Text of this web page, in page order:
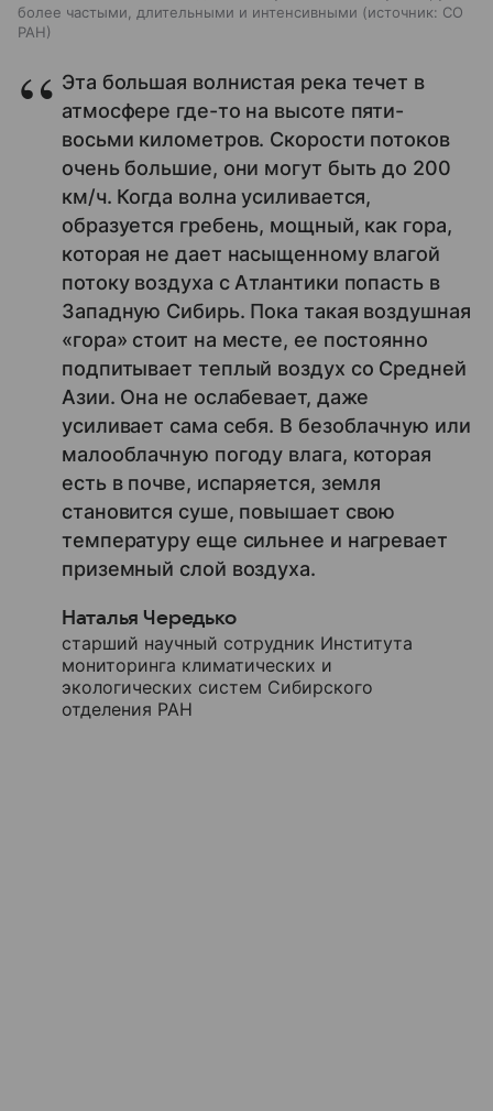
более частыми, длительными и интенсивными
источник: СО
РАН
Эта большая волнистая река течет в
атмосфере где-то на высоте пяти-
восьми километров. Скорости потоков
очень большие, они могут быть до 200
км/ч. Когда волна усиливается,
образуется гребень, мощный, как гора,
которая не дает насыщенному влагой
потоку воздуха с Атлантики попасть в
Западную Сибирь. Пока такая воздушная
«гора» стоит на месте, ее постоянно
подпитывает теплый воздух со Средней
Азии. Она не ослабевает, даже
усиливает сама себя. В безоблачную или
малооблачную погоду влага, которая
есть в почве, испаряется, земля
становится суше, повышает свою
температуру еще сильнее и нагревает
приземный слой воздуха.
Наталья Чередько
старший научный сотрудник Института
мониторинга климатических и
экологических систем Сибирского
отделения РАН